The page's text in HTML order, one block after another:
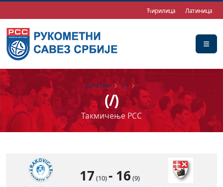
Ћирилица Латиница
(/)
Такмичење РСС
ПОЧЕТНА (/)
17 (10)- 16 (9)